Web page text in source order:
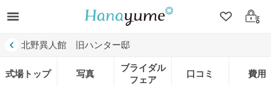
クリップ
ログ
北野異人館 旧ハンター邸
式場トップ 写真
ブライダル
フェア
口コミ 費用